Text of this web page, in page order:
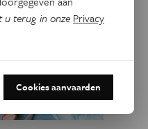
u terug in onze Privacy
Cookies aanvaarden